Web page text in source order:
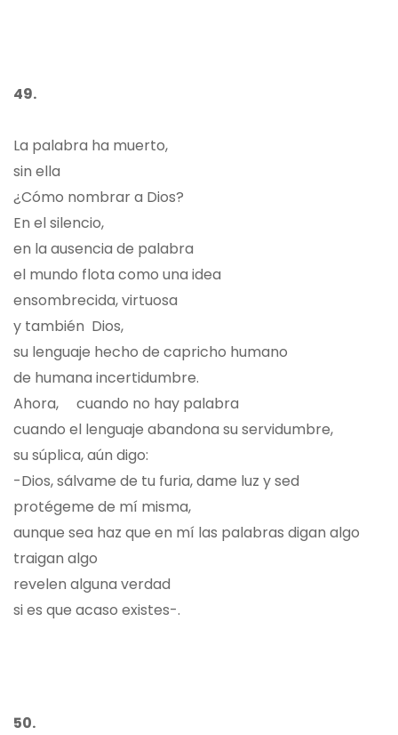
49.
La palabra ha muerto,
sin ella
¿Cómo nombrar a Dios?
En el silencio,
en la ausencia de palabra
el mundo flota como una idea
ensombrecida, virtuosa
y también Dios,
su lenguaje hecho de capricho humano
de humana incertidumbre.
Ahora, cuando no hay palabra
cuando el lenguaje abandona su servidumbre,
su súplica, aún digo:
-Dios, sálvame de tu furia, dame luz y sed
protégeme de mí misma,
aunque sea haz que en mí las palabras digan algo
traigan algo
revelen alguna verdad
si es que acaso existes-.
50.